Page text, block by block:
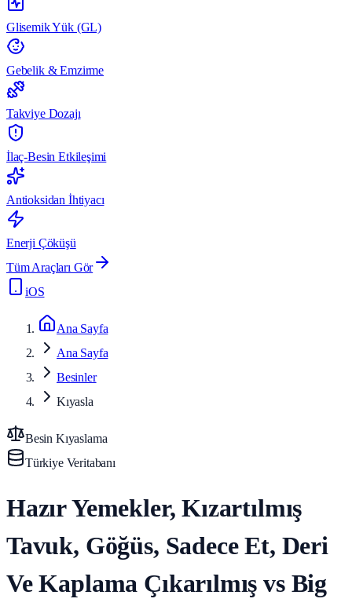
Glisemik Yük (GL)
Gebelik & Emzirme
Takviye Dozajı
İlaç-Besin Etkileşimi
Antioksidan İhtiyacı
Enerji Çöküşü
Tüm Araçları Gör
iOS
Ana Sayfa
Ana Sayfa
Besinler
Kıyasla
Besin Kıyaslama
Türkiye Veritabanı
Hazır Yemekler, Kızartılmış
Tavuk, Göğüs, Sadece Et, Deri
Ve Kaplama Çıkarılmış vs Big